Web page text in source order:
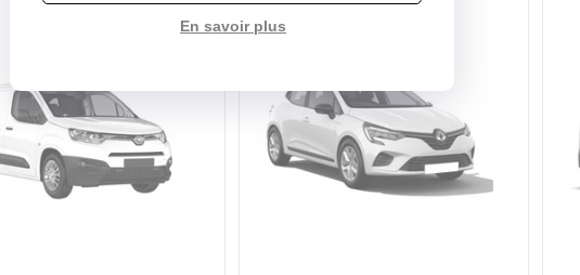
En savoir plus